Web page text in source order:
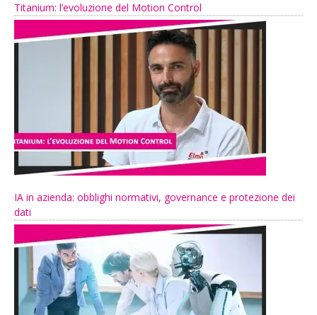
Titanium: l’evoluzione del Motion Control
IA in azienda: obblighi normativi, governance e protezione dei
dati